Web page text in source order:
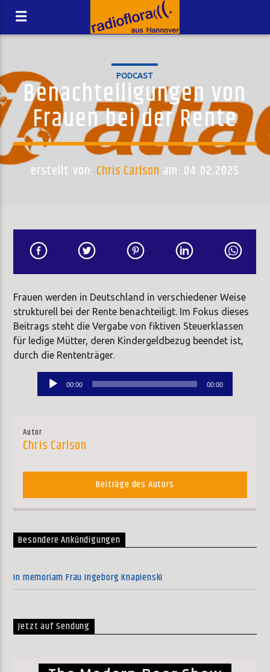
PODCAST
Benachteiligungen von
Frauen bei der Rente
erstellt von: Chris Carlson am: 04.02.2025
Frauen werden in Deutschland in verschiedener Weise
strukturell bei der Rente benachteiligt. Im Fokus dieses
Beitrags steht die Vergabe von fiktiven Steuerklassen
für ledige Mütter, deren Kindergeldbezug beendet ist,
durch die Rententräger.
Audio-
00:00 00:00
Autor
Chris Carlson
Beiträge des Autors
Besondere Ankündigungen
In memoriam Frau Ingeborg Knapienski
Jetzt auf Sendung